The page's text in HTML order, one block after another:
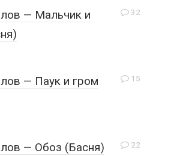
32
— Мальчик и
15
— Паук и гром
22
— Обоз (Басня)